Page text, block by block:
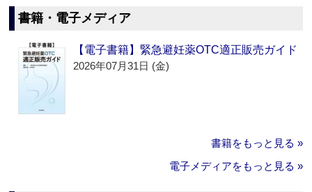
書籍・電子メディア
【電子書籍】緊急避妊薬OTC適正販売ガイド
2026年07月31日 (金)
書籍をもっと見る »
電子メディアをもっと見る »